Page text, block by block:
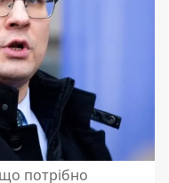
потрібно